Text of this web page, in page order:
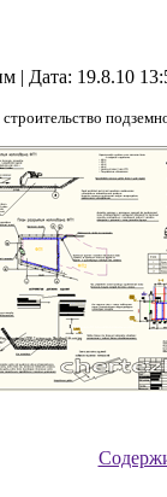
| Дата: 19.8.10